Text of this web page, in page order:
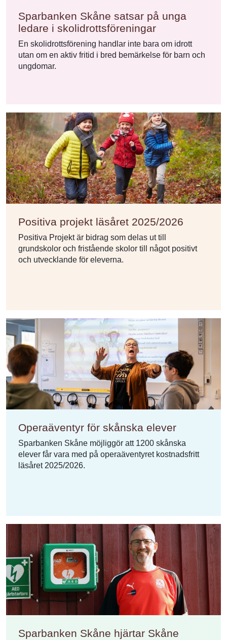
Sparbanken Skåne satsar på unga
ledare i skolidrottsföreningar
En skolidrottsförening handlar inte bara om idrott
utan om en aktiv fritid i bred bemärkelse för barn och
ungdomar.
Positiva projekt läsåret 2025/2026
Positiva Projekt är bidrag som delas ut till
grundskolor och fristående skolor till något positivt
och utvecklande för eleverna.
Operaäventyr för skånska elever
Sparbanken Skåne möjliggör att 1200 skånska
elever får vara med på operaäventyret kostnadsfritt
läsåret 2025/2026.
Sparbanken Skåne hjärtar Skåne